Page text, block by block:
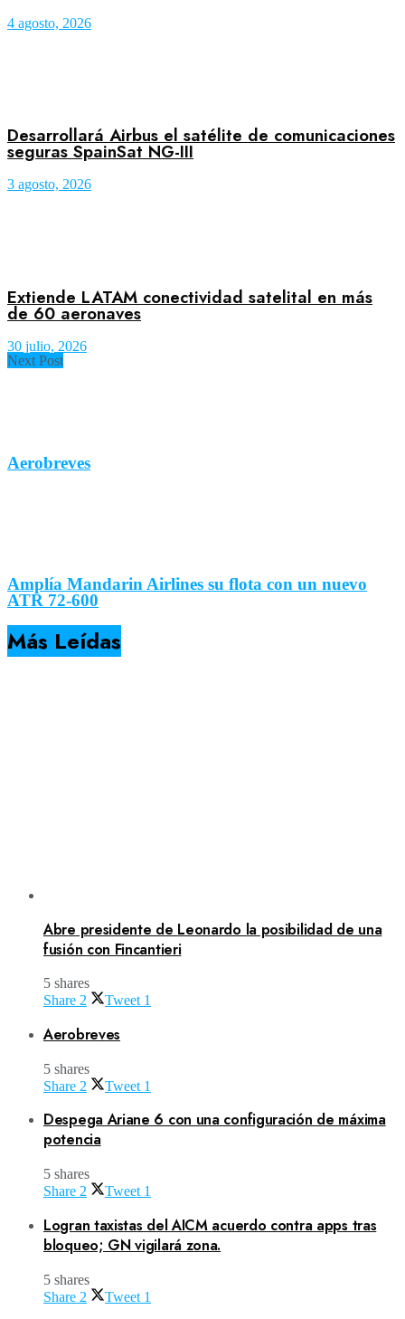
4 agosto, 2026
Desarrollará Airbus el satélite de comunicaciones
seguras SpainSat NG-III
3 agosto, 2026
Extiende LATAM conectividad satelital en más
de 60 aeronaves
30 julio, 2026
Next Post
Aerobreves
Amplía Mandarin Airlines su flota con un nuevo
ATR 72-600
Más Leídas
Abre presidente de Leonardo la posibilidad de una
fusión con Fincantieri
5 shares
Share 2 Tweet 1
Aerobreves
5 shares
Share 2 Tweet 1
Despega Ariane 6 con una configuración de máxima
potencia
5 shares
Share 2 Tweet 1
Logran taxistas del AICM acuerdo contra apps tras
bloqueo; GN vigilará zona.
5 shares
Share 2 Tweet 1